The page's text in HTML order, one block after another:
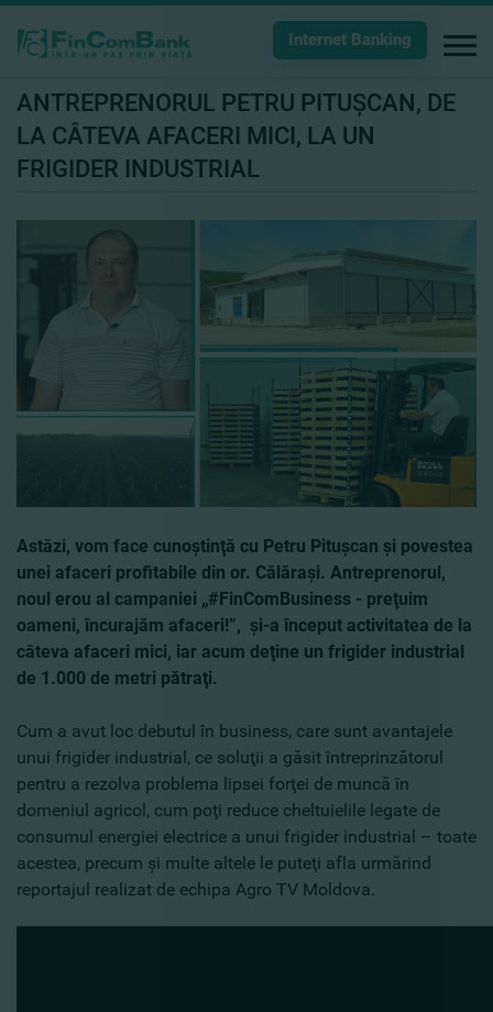
Internet Banking
ANTREPRENORUL PETRU PITUŞCAN, DE
LA CÂTEVA AFACERI MICI, LA UN
FRIGIDER INDUSTRIAL
Astăzi, vom face cunoştinţă cu Petru Pituşcan şi povestea
unei afaceri profitabile din or. Călăraşi. Antreprenorul,
noul erou al campaniei „#FinComBusiness - preţuim
oameni, încurajăm afaceri!”, şi-a început activitatea de la
câteva afaceri mici, iar acum deţine un frigider industrial
de 1 .000 de metri pătraţi.
Cum a avut loc debutul în business, care sunt avantajele
unui frigider industrial, ce soluţii a găsit întreprinzătorul
pentru a rezolva problema lipsei forţei de muncă în
domeniul agricol, cum poţi reduce cheltuielile legate de
consumul energiei electrice a unui frigider industrial – toate
acestea, precum şi multe altele le puteţi afla urmărind
reportajul realizat de echipa Agro TV Moldova.